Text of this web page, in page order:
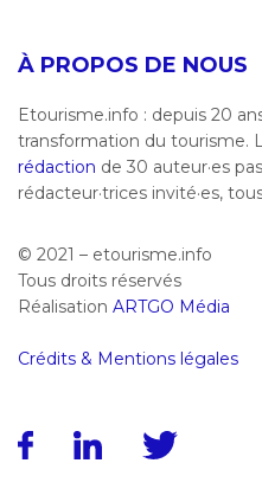
À PROPOS DE NOUS
Etourisme.info : depuis 20
transformation du tourisme.
rédaction de 30 auteur·es
rédacteur·trices invité·es,
© 2021 – etourisme.info
Tous droits réservés
Réalisation ARTGO Média
Crédits & Mentions légales